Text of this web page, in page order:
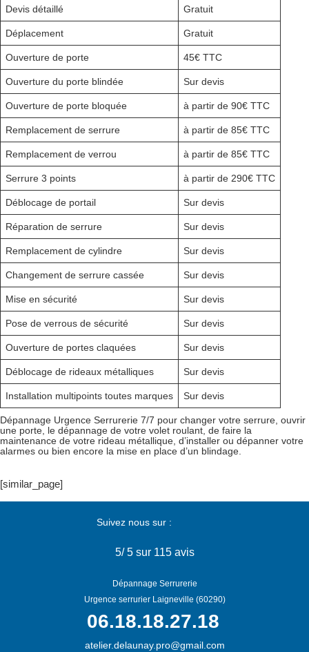
Devis détaillé Gratuit
Déplacement Gratuit
Ouverture de porte 45€ TTC
Ouverture du porte blindée Sur devis
Ouverture de porte bloquée à partir de 90€ TTC
Remplacement de serrure à partir de 85€ TTC
Remplacement de verrou à partir de 85€ TTC
Serrure 3 points à partir de 290€ TTC
Déblocage de portail Sur devis
Réparation de serrure Sur devis
Remplacement de cylindre Sur devis
Changement de serrure cassée Sur devis
Mise en sécurité Sur devis
Pose de verrous de sécurité Sur devis
Ouverture de portes claquées Sur devis
Déblocage de rideaux métalliques Sur devis
Installation multipoints toutes marques Sur devis
Dépannage Urgence Serrurerie 7/7 pour changer votre serrure, ouvrir
une porte, le dépannage de votre volet roulant, de faire la
maintenance de votre rideau métallique, d’installer ou dépanner votre
alarmes ou bien encore la mise en place d’un blindage.
[similar_page]
Suivez nous sur :
5/5sur 115 avis
Dépannage Serrurerie
Urgence serrurier Laigneville (60290)
06.18.18.27.18
atelier.delaunay.pro@gmail.com